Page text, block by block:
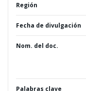
Región
Fecha de divulgación
Nom. del doc.
Palabras clave